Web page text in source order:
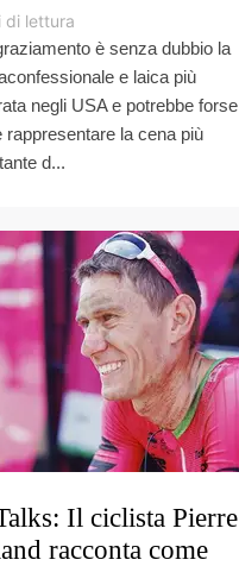
di lettura
è senza dubbio la
e laica più
negli USA e potrebbe forse
rappresentare la cena più
d...
Il ciclista Pierre
racconta come